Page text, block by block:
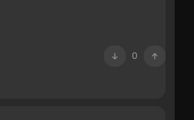
0